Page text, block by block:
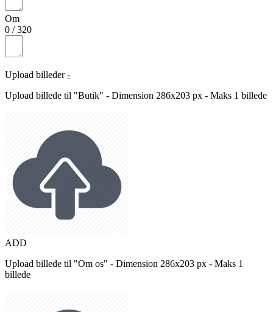
Om
0 /320
Upload billeder -
Upload billede til "Butik" - Dimension 286x203 px - Maks 1 billede
ADD
Upload billede til "Om os" - Dimension 286x203 px - Maks 1
billede